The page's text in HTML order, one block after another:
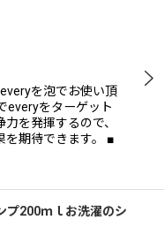
を泡でお使い頂
everyをターゲット
を発揮するので、
を期待できます。 ■
プ200ｍｌお洗濯のシ